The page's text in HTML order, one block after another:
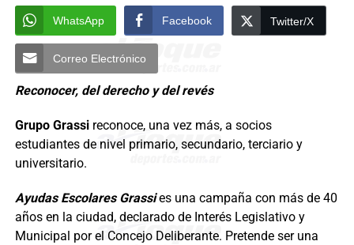
WhatsApp Facebook Twitter/X
Correo Electrónico
Reconocer, del derecho y del revés
Grupo Grassireconoce, una vez más, a socios
estudiantes de nivel primario, secundario, terciario y
universitario.
Ayudas Escolares Grassi es una campaña con más de 40
años en la ciudad, declarado de Interés Legislativo y
Municipal por el Concejo Deliberante. Pretende ser una